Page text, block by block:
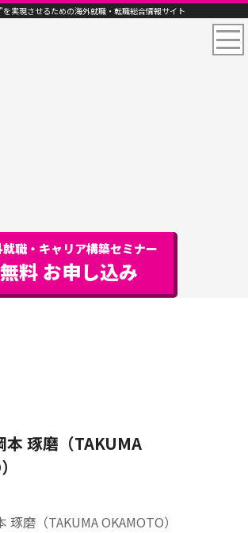
を実現させるための海外就職・転職総合情報サイト
職・キャリア構築セミナー
無料 お申し込み
本 琢磨（TAKUMA
琢磨（TAKUMA OKAMOTO）